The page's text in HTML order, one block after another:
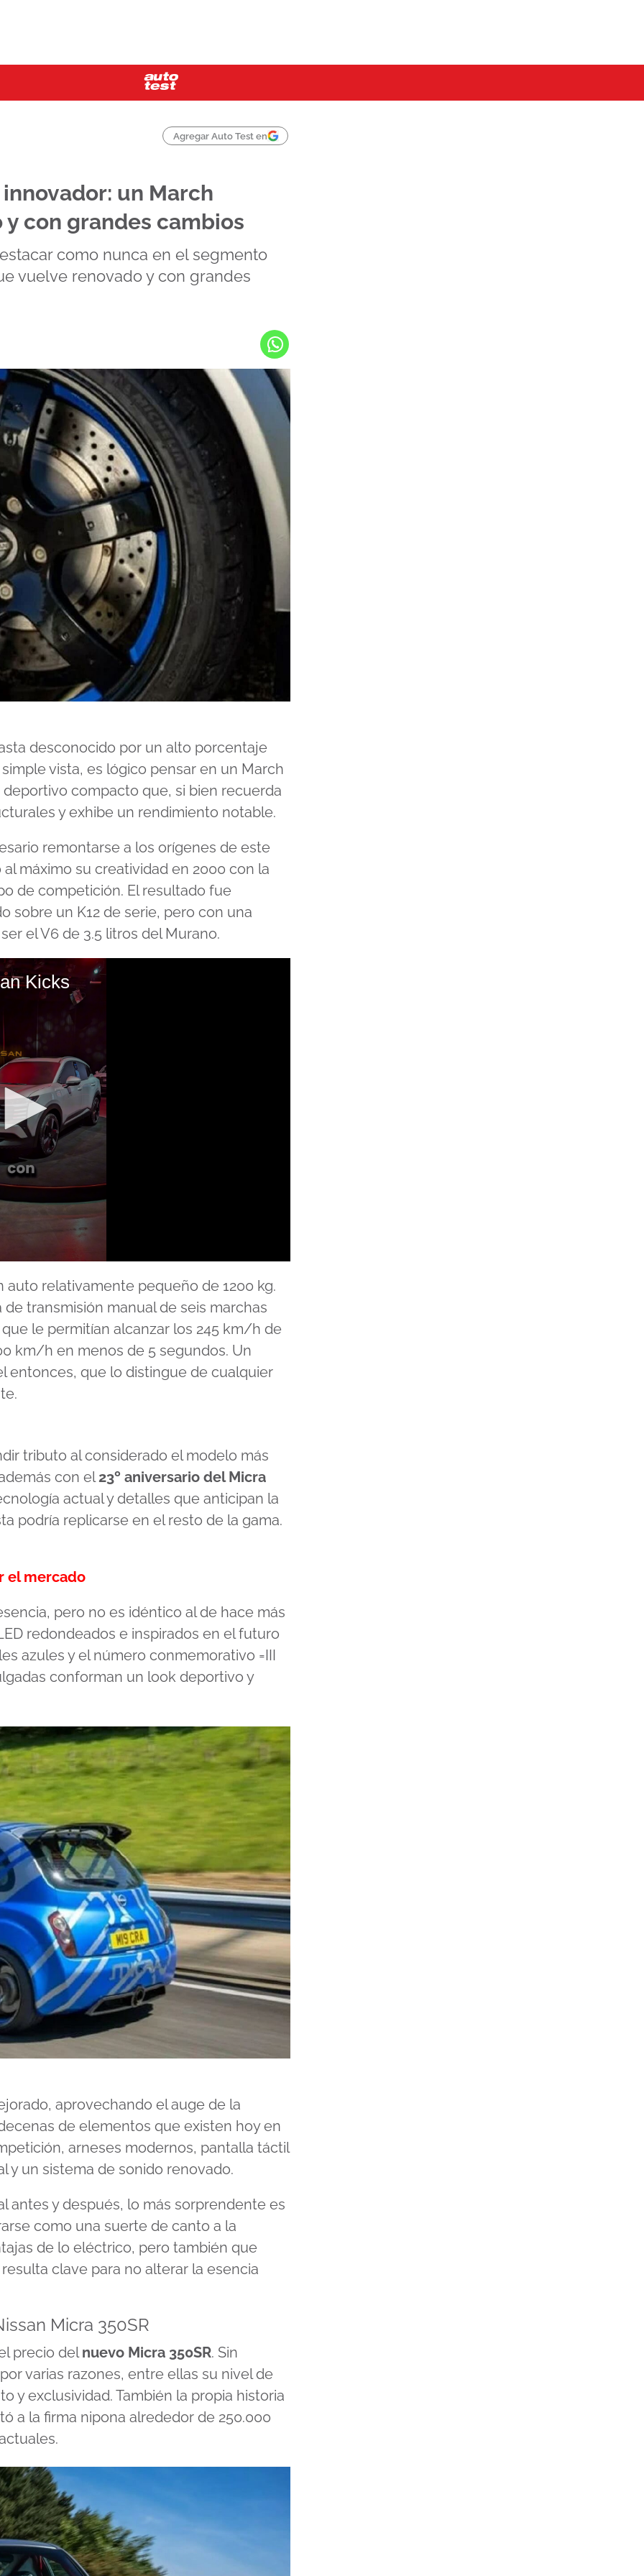
Agregar Auto Test en
un March
con grandes cambios
como nunca en el segmento
vuelve renovado y con grandes
desconocido por un alto porcentaje
simple vista, es lógico pensar en un March
compacto que, si bien recuerda
y exhibe un rendimiento notable.
remontarse a los orígenes de este
máximo su creatividad en 2000 con la
de competición. El resultado fue
sobre un K12 de serie, pero con una
el V6 de 3.5 litros del Murano.
Kicks
relativamente pequeño de 1200 kg.
transmisión manual de seis marchas
le permitían alcanzar los 245 km/h de
km/h en menos de 5 segundos. Un
entonces, que lo distingue de cualquier
tributo al considerado el modelo más
con el 23º aniversario del Micra
actual y detalles que anticipan la
podría replicarse en el resto de la gama.
el mercado
pero no es idéntico al de hace más
redondeados e inspirados en el futuro
azules y el número conmemorativo =III
conforman un look deportivo y
aprovechando el auge de la
de elementos que existen hoy en
arneses modernos, pantalla táctil
y un sistema de sonido renovado.
antes y después, lo más sorprendente es
como una suerte de canto a la
de lo eléctrico, pero también que
clave para no alterar la esencia
Micra 350SR
precio delnuevo Micra 350SR. Sin
varias razones, entre ellas su nivel de
y exclusividad. También la propia historia
a la firma nipona alrededor de 250.000